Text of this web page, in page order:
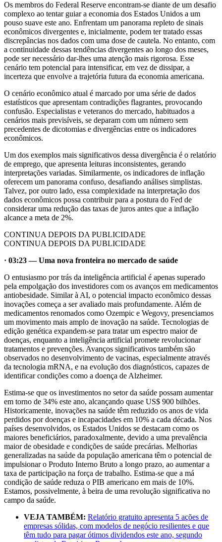
Os membros do Federal Reserve encontram-se diante de um desafio
complexo ao tentar guiar a economia dos Estados Unidos a um
pouso suave este ano. Enfrentam um panorama repleto de sinais
econômicos divergentes e, inicialmente, podem ter tratado essas
discrepâncias nos dados com uma dose de cautela. No entanto, com
a continuidade dessas tendências divergentes ao longo dos meses,
pode ser necessário dar-lhes uma atenção mais rigorosa. Esse
cenário tem potencial para intensificar, em vez de dissipar, a
incerteza que envolve a trajetória futura da economia americana.
O cenário econômico atual é marcado por uma série de dados
estatísticos que apresentam contradições flagrantes, provocando
confusão. Especialistas e veteranos do mercado, habituados a
cenários mais previsíveis, se deparam com um número sem
precedentes de dicotomias e divergências entre os indicadores
econômicos.
Um dos exemplos mais significativos dessa divergência é o relatório
de emprego, que apresenta leituras inconsistentes, gerando
interpretações variadas. Similarmente, os indicadores de inflação
oferecem um panorama confuso, desafiando análises simplistas.
Talvez, por outro lado, essa complexidade na interpretação dos
dados econômicos possa contribuir para a postura do Fed de
considerar uma redução das taxas de juros antes que a inflação
alcance a meta de 2%.
CONTINUA DEPOIS DA PUBLICIDADE
CONTINUA DEPOIS DA PUBLICIDADE
· 03:23 — Uma nova fronteira no mercado de saúde
O entusiasmo por trás da inteligência artificial é apenas superado
pela empolgação dos investidores com os avanços em medicamentos
antiobesidade. Similar à AI, o potencial impacto econômico dessas
inovações começa a ser avaliado mais profundamente. Além de
medicamentos renomados como Ozempic e Wegovy, presenciamos
um movimento mais amplo de inovação na saúde. Tecnologias de
edição genética expandem-se para tratar um espectro maior de
doenças, enquanto a inteligência artificial promete revolucionar
tratamentos e prevenções. Avanços significativos também são
observados no desenvolvimento de vacinas, especialmente através
da tecnologia mRNA, e na evolução dos diagnósticos, capazes de
identificar condições como a doença de Alzheimer.
Estima-se que os investimentos no setor da saúde possam aumentar
em torno de 34% este ano, alcançando quase US$ 900 bilhões.
Historicamente, inovações na saúde têm reduzido os anos de vida
perdidos por doenças e incapacidades em 10% a cada década. Nos
países desenvolvidos, os Estados Unidos se destacam como os
maiores beneficiários, paradoxalmente, devido a uma prevalência
maior de obesidade e condições de saúde precárias. Melhorias
generalizadas na saúde da população americana têm o potencial de
impulsionar o Produto Interno Bruto a longo prazo, ao aumentar a
taxa de participação na força de trabalho. Estima-se que a má
condição de saúde reduza o PIB americano em mais de 10%.
Estamos, possivelmente, à beira de uma revolução significativa no
campo da saúde.
VEJA TAMBÉM: Relatório gratuito apresenta 5 ações de
empresas sólidas, com modelos de negócio resilientes e que
têm tudo para pagar ótimos dividendos este ano, segundo